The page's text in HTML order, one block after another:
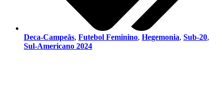
Deca-Campeãs, Futebol Feminino, Hegemonia, Sub-20,
Sul-Americano 2024